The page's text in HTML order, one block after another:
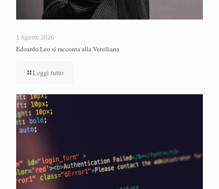
1 Agosto 2026
Edoardo Leo si racconta alla Versiliana
Leggi tutto